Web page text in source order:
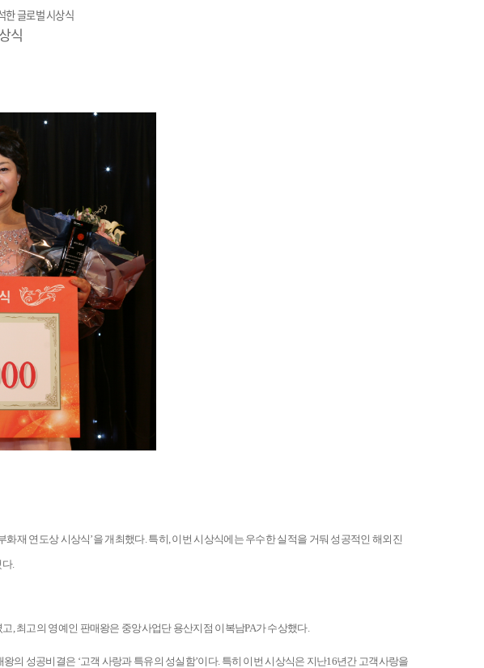
한 글로벌 시상식
식
화재 연도상 시상식’을 개최했다.특히,이번 시상식에는 우수한 실적을 거둬 성공적인 해외진
다.
고,최고의 영예인 판매왕은 중앙사업단 용산지점 이복남PA가 수상했다.
의 성공비결은 ‘고객 사랑과 특유의 성실함’이다.특히 이번 시상식은 지난16년간 고객사랑을